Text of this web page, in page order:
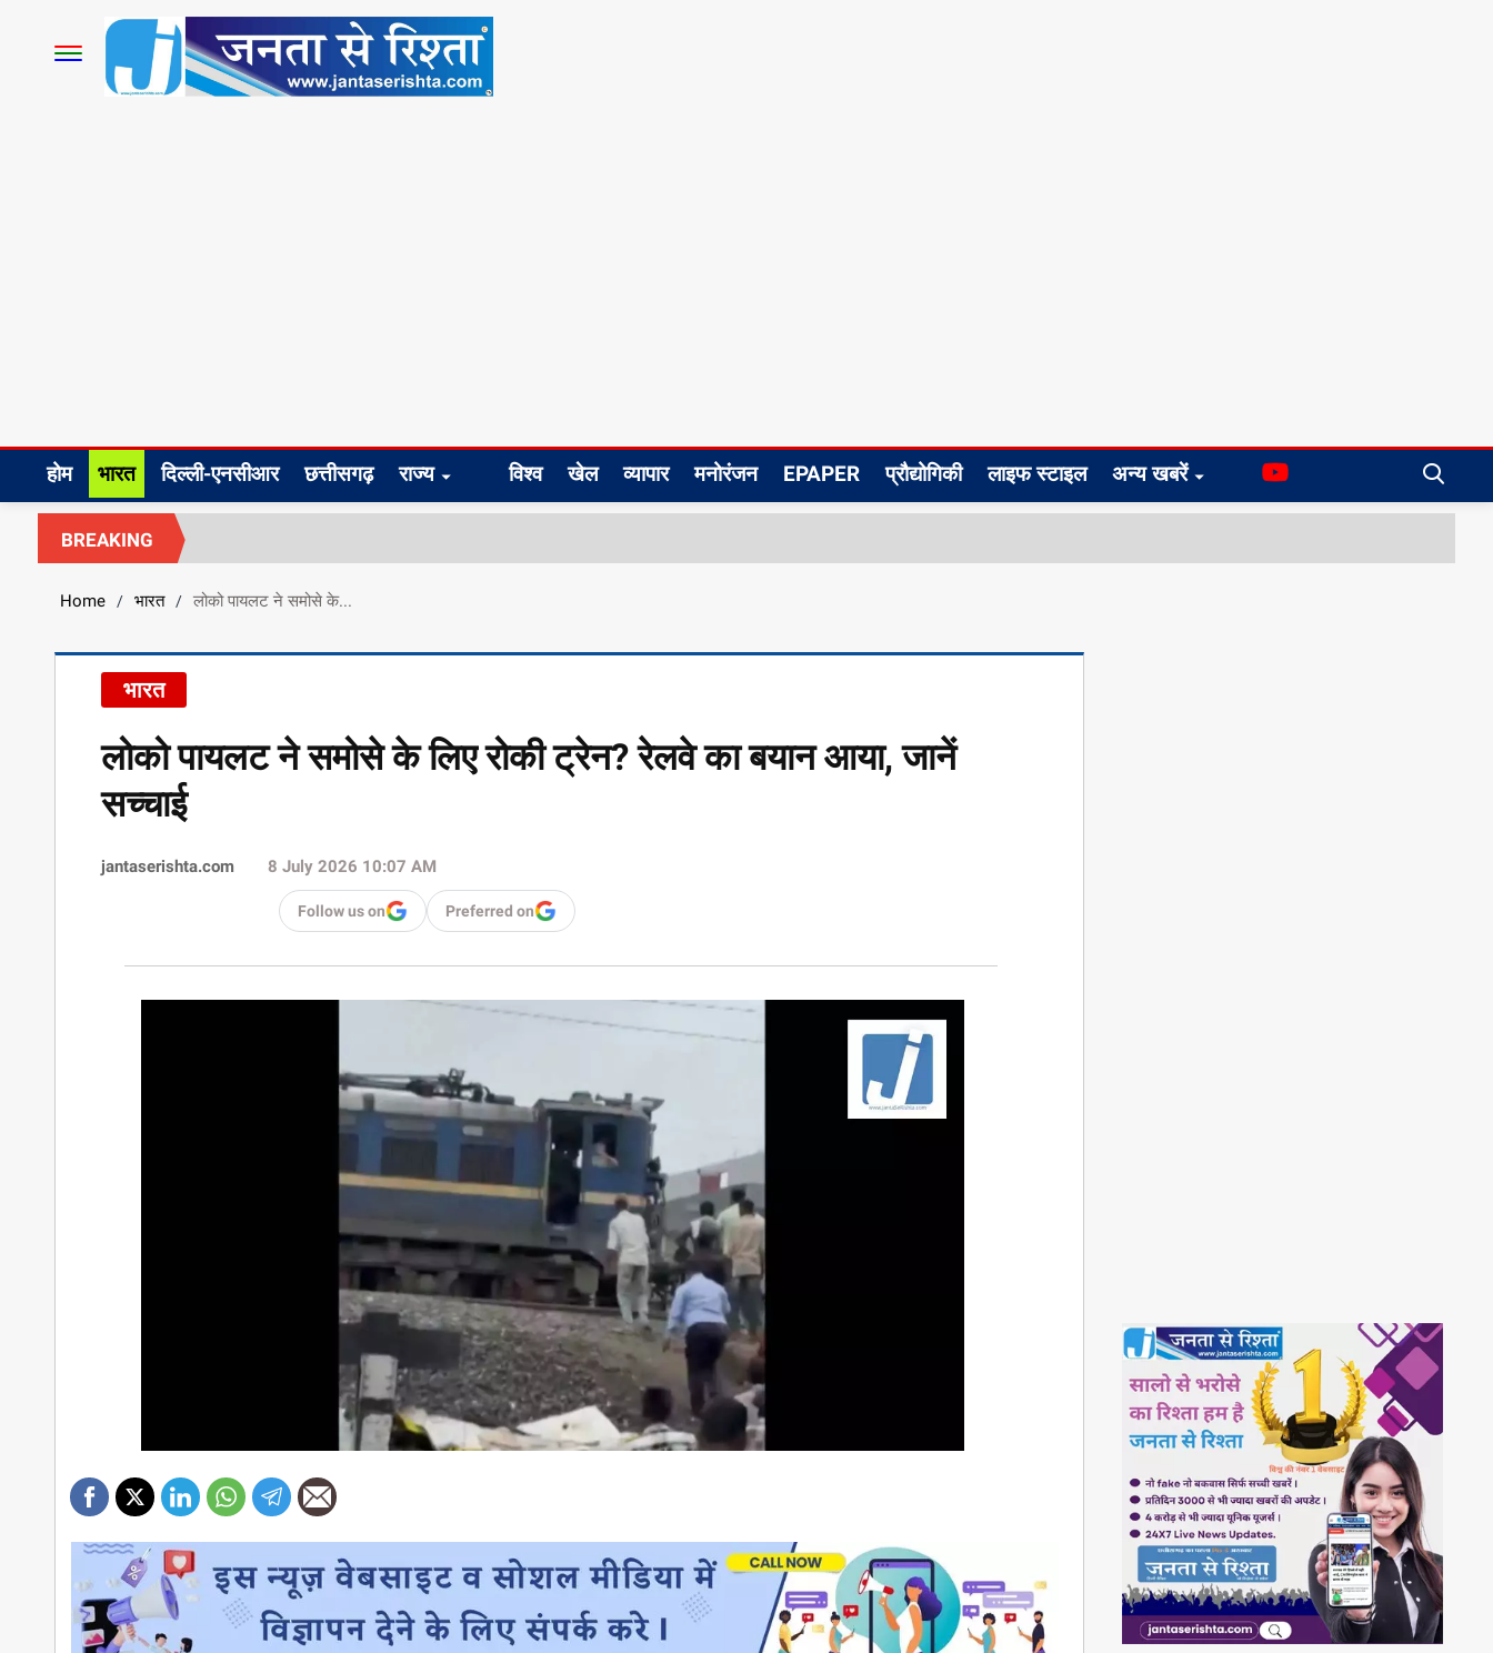
होम भारत दिल्ली-एनसीआर छत्तीसगढ़ राज्य विश्व खेल व्यापार मनोरंजन EPAPER प्रौद्योगिकी लाइफ स्टाइल अन्य खबरें
BREAKING
Home / भारत / लोको पायलट ने समोसे के...
भारत
लोको पायलट ने समोसे के लिए रोकी ट्रेन? रेलवे का बयान आया, जानें
सच्चाई
jantaserishta.com 8 July 2026 10:07 AM
Follow us on Preferred on